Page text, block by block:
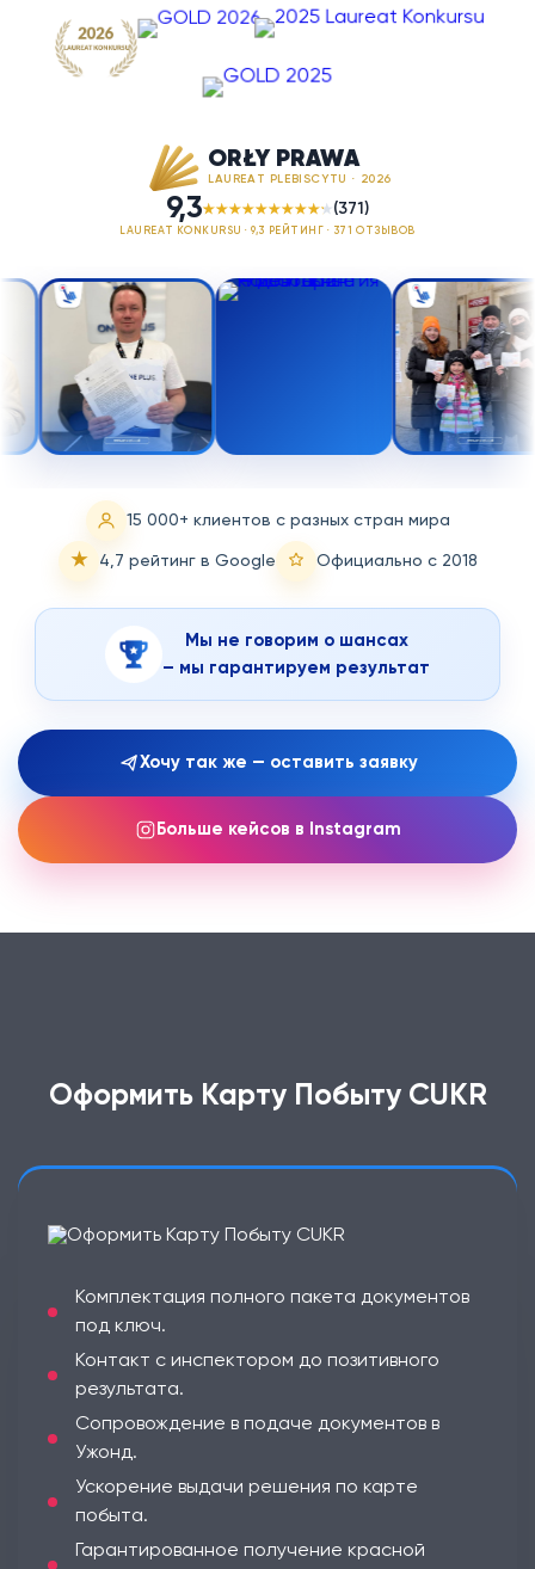
ORŁY PRAWA
LAUREAT PLEBISCYTU · 2026
9,3 (371)
LAUREAT KONKURSU · 9,3 РЕЙТИНГ · 371 ОТЗЫВОВ
15 000+ клиентов с разных стран мира
★ 4,7 рейтинг в Google Официально с 2018
Мы не говорим о шансах
– мы гарантируем результат
Хочу так же — оставить заявку
Больше кейсов в Instagram
Оформить Карту Побыту CUKR
Комплектация полного пакета документов
под ключ.
Контакт с инспектором до позитивного
результата.
Сопровождение в подаче документов в
Ужонд.
Ускорение выдачи решения по карте
побыта.
Гарантированное получение красной